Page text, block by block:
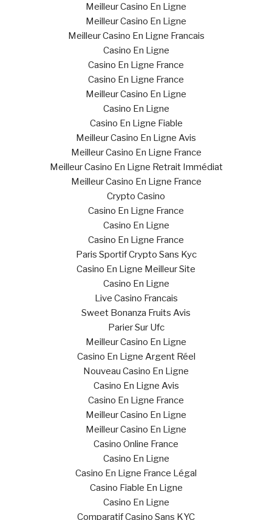
Meilleur Casino En Ligne
Meilleur Casino En Ligne
Meilleur Casino En Ligne Francais
Casino En Ligne
Casino En Ligne France
Casino En Ligne France
Meilleur Casino En Ligne
Casino En Ligne
Casino En Ligne Fiable
Meilleur Casino En Ligne Avis
Meilleur Casino En Ligne France
Meilleur Casino En Ligne Retrait Immédiat
Meilleur Casino En Ligne France
Crypto Casino
Casino En Ligne France
Casino En Ligne
Casino En Ligne France
Paris Sportif Crypto Sans Kyc
Casino En Ligne Meilleur Site
Casino En Ligne
Live Casino Francais
Sweet Bonanza Fruits Avis
Parier Sur Ufc
Meilleur Casino En Ligne
Casino En Ligne Argent Réel
Nouveau Casino En Ligne
Casino En Ligne Avis
Casino En Ligne France
Meilleur Casino En Ligne
Meilleur Casino En Ligne
Casino Online France
Casino En Ligne
Casino En Ligne France Légal
Casino Fiable En Ligne
Casino En Ligne
Comparatif Casino Sans KYC